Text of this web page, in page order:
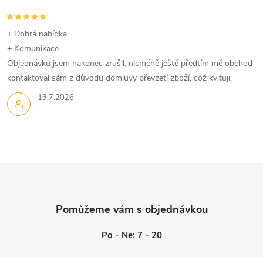
v
k
y
v
ý
i
13.7.2026
+ Dobrá nabídka
+ Komunikace
Objednávku jsem nakonec zrušil, nicméně ještě předtím mě obchod
kontaktoval sám z důvodu domluvy převzetí zboží, což kvituji.